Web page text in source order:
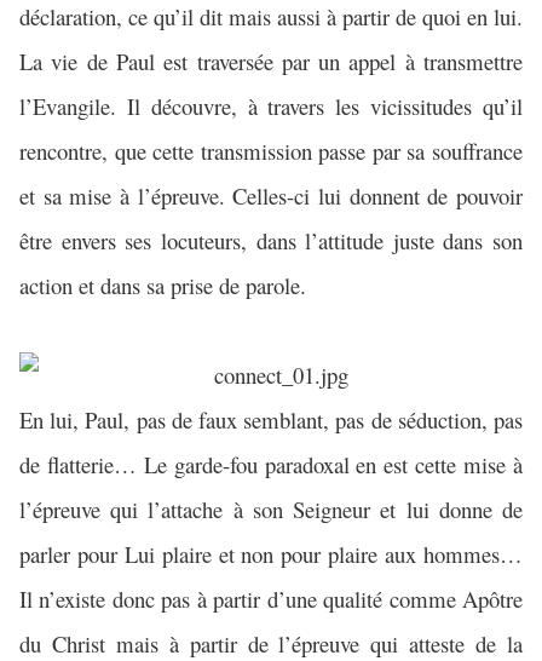
déclaration, ce qu’il dit mais aussi à partir de quoi en lui.
La vie de Paul est traversée par un appel à transmettre
l’Evangile. Il découvre, à travers les vicissitudes qu’il
rencontre, que cette transmission passe par sa souffrance
et sa mise à l’épreuve. Celles-ci lui donnent de pouvoir
être envers ses locuteurs, dans l’attitude juste dans son
action et dans sa prise de parole.
En lui, Paul, pas de faux semblant, pas de séduction, pas
de flatterie… Le garde-fou paradoxal en est cette mise à
l’épreuve qui l’attache à son Seigneur et lui donne de
parler pour Lui plaire et non pour plaire aux hommes…
Il n’existe donc pas à partir d’une qualité comme Apôtre
du Christ mais à partir de l’épreuve qui atteste de la